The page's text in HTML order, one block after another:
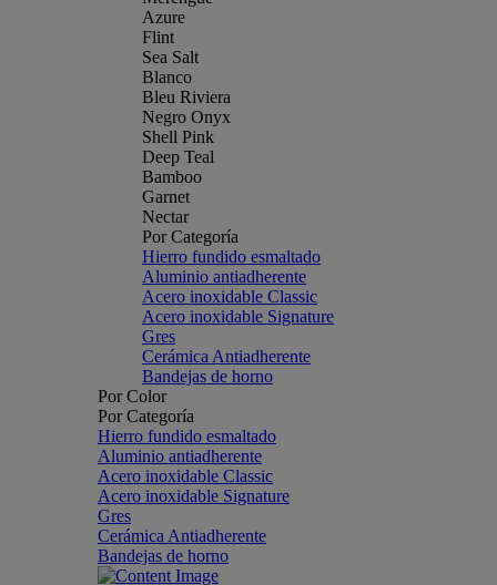
Azure
Flint
Sea Salt
Blanco
Bleu Riviera
Negro Onyx
Shell Pink
Deep Teal
Bamboo
Garnet
Nectar
Por Categoría
Hierro fundido esmaltado
Aluminio antiadherente
Acero inoxidable Classic
Acero inoxidable Signature
Gres
Cerámica Antiadherente
Bandejas de horno
Por Color
Por Categoría
Hierro fundido esmaltado
Aluminio antiadherente
Acero inoxidable Classic
Acero inoxidable Signature
Gres
Cerámica Antiadherente
Bandejas de horno